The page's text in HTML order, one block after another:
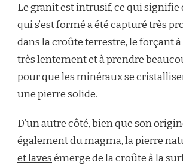
Le granit est intrusif, ce qui signifie
qui s’est formé a été capturé très
dans la croûte terrestre, le forçant
très lentement et à prendre
pour que les minéraux se
une pierre solide.
D’un autre côté, bien que son
également du magma, lapierre
et lavesémerge de la croûte à la